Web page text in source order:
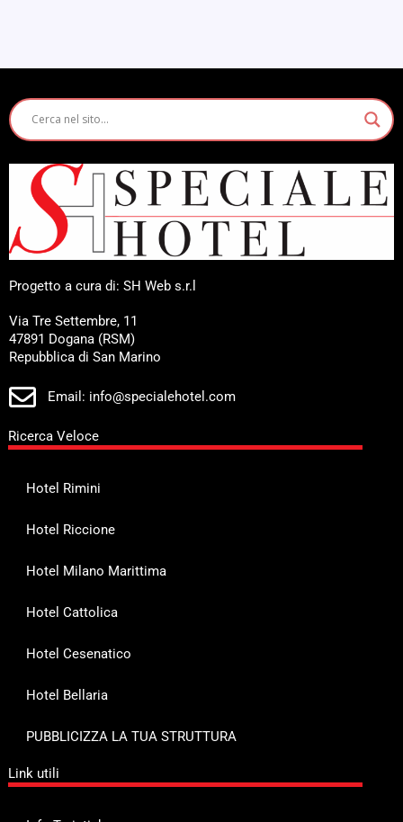
Progetto a cura di: SH Web s.r.l
Via Tre Settembre, 11
47891 Dogana (RSM)
Repubblica di San Marino
Email: info@specialehotel.com
Ricerca Veloce
Hotel Rimini
Hotel Riccione
Hotel Milano Marittima
Hotel Cattolica
Hotel Cesenatico
Hotel Bellaria
PUBBLICIZZA LA TUA STRUTTURA
Link utili